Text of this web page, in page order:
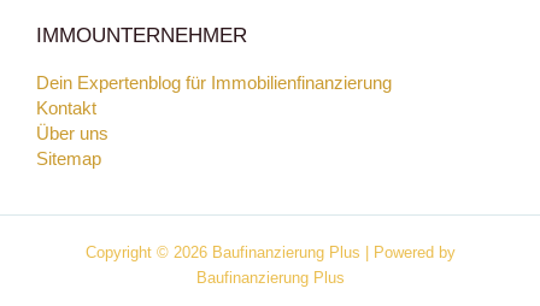
IMMOUNTERNEHMER
Dein Expertenblog für Immobilienfinanzierung
Kontakt
Über uns
Sitemap
Copyright © 2026 Baufinanzierung Plus | Powered by
Baufinanzierung Plus